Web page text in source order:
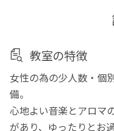
教室の特徴
女性の為の少人数・個
備。
心地よい音楽とアロマ
があり、ゆったりとお